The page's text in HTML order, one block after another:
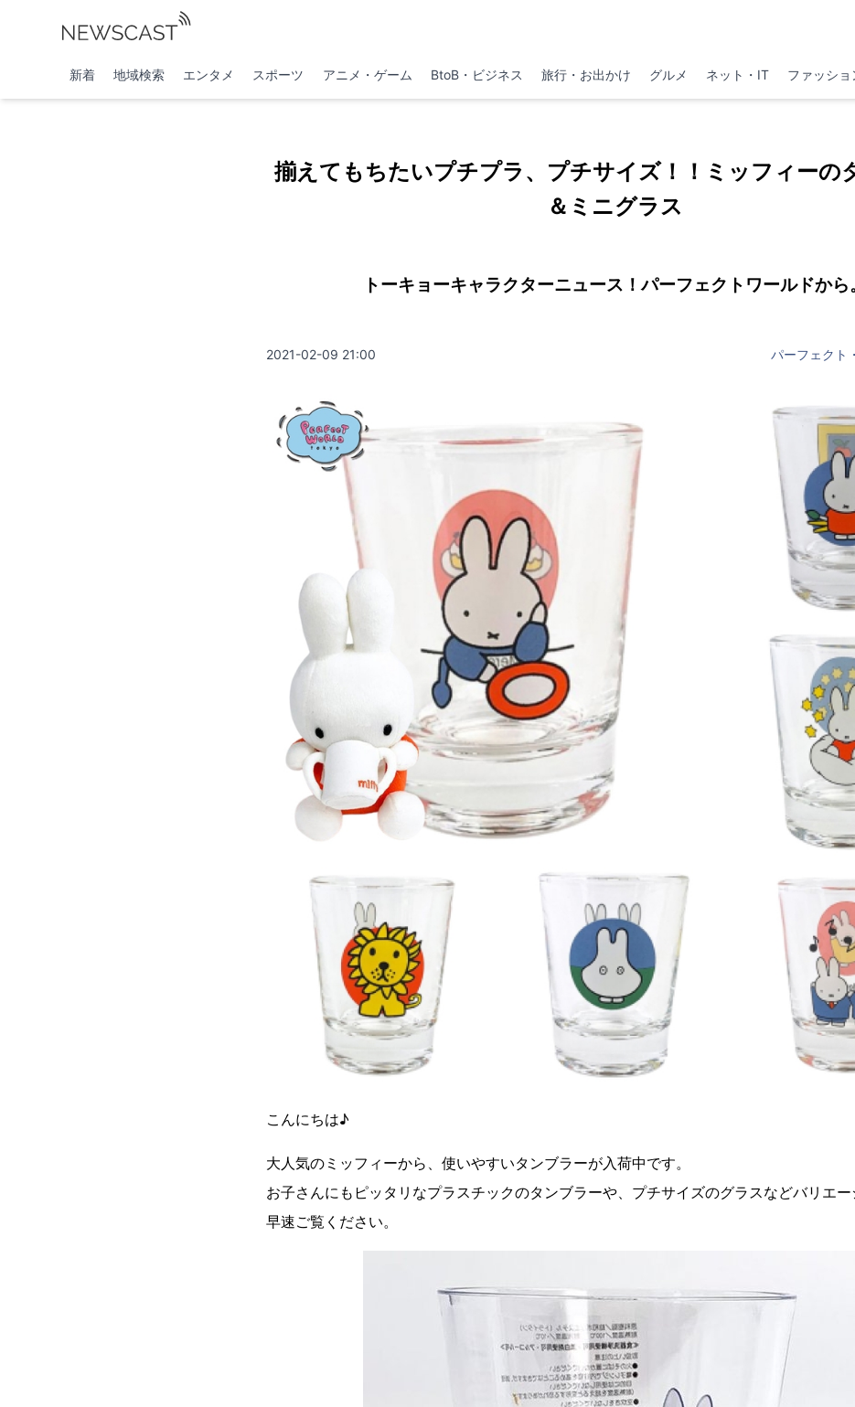
新着 地域検索 エンタメ スポーツ アニメ・ゲーム BtoB・ビジネス 旅行・お出かけ グルメ ネット・IT ファッショ
揃えてもちたいプチプラ、プチサイズ！！ミッフィーの
＆ミニグラス
トーキョーキャラクターニュース！パーフェクトワールドから
2021-02-09 21:00 パーフェクト
こんにちは♪
大人気のミッフィーから、使いやすいタンブラーが入荷中です。
お子さんにもピッタリなプラスチックのタンブラーや、プチサイズのグラスなどバリエ
早速ご覧ください。